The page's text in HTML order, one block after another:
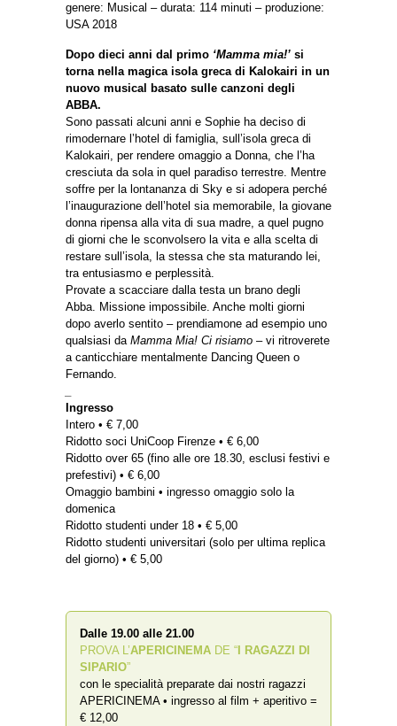
genere: Musical – durata: 114 minuti – produzione:
USA 2018
Dopo dieci anni dal primo ‘Mamma mia!’ si
torna nella magica isola greca di Kalokairi in un
nuovo musical basato sulle canzoni degli
ABBA.
Sono passati alcuni anni e Sophie ha deciso di
rimodernare l’hotel di famiglia, sull’isola greca di
Kalokairi, per rendere omaggio a Donna, che l’ha
cresciuta da sola in quel paradiso terrestre. Mentre
soffre per la lontananza di Sky e si adopera perché
l’inaugurazione dell’hotel sia memorabile, la giovane
donna ripensa alla vita di sua madre, a quel pugno
di giorni che le sconvolsero la vita e alla scelta di
restare sull’isola, la stessa che sta maturando lei,
tra entusiasmo e perplessità.
Provate a scacciare dalla testa un brano degli
Abba. Missione impossibile. Anche molti giorni
dopo averlo sentito – prendiamone ad esempio uno
qualsiasi da Mamma Mia! Ci risiamo – vi ritroverete
a canticchiare mentalmente Dancing Queen o
Fernando.
Ingresso
Intero • € 7,00
Ridotto soci UniCoop Firenze • € 6,00
Ridotto over 65 (fino alle ore 18.30, esclusi festivi e
prefestivi) • € 6,00
Omaggio bambini • ingresso omaggio solo la
domenica
Ridotto studenti under 18 • € 5,00
Ridotto studenti universitari (solo per ultima replica
del giorno) • € 5,00
Dalle 19.00 alle 21.00
PROVA L’APERICINEMA DE “ I RAGAZZI DI
SIPARIO”
con le specialità preparate dai nostri ragazzi
APERICINEMA • ingresso al film + aperitivo =
€ 12,00